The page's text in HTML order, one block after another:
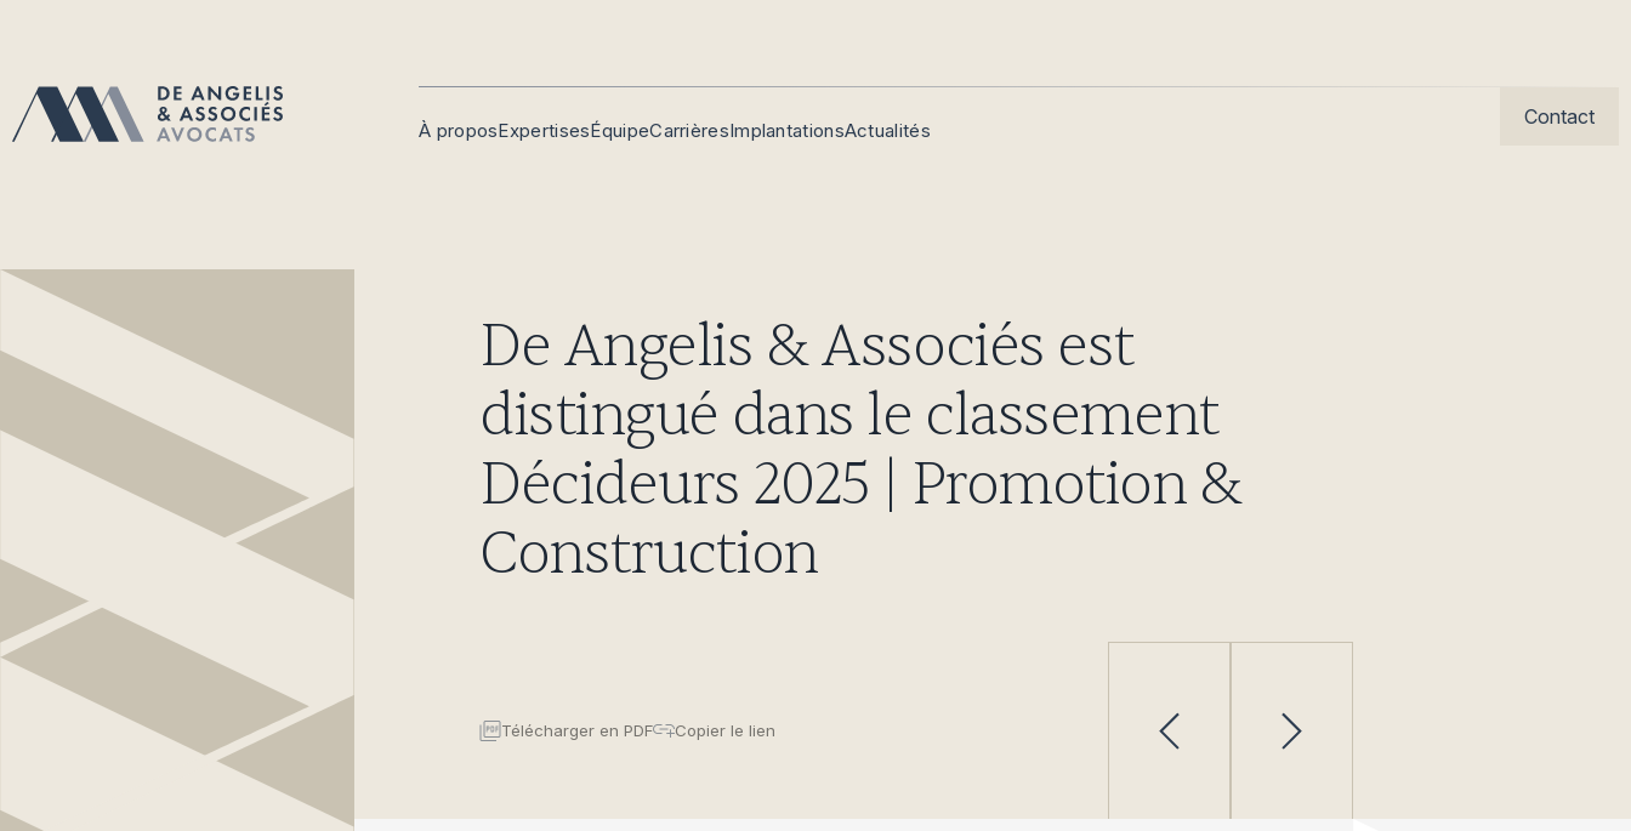
À proposExpertisesÉquipeCarrièresImplantationsActualités
Contact
De Angelis & Associés est
distingué dans le classement
Décideurs 2025 | Promotion &
Construction
Télécharger en PDF Copier le lien